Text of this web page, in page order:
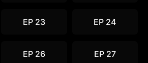
EP 23 EP 24
EP 26 EP 27